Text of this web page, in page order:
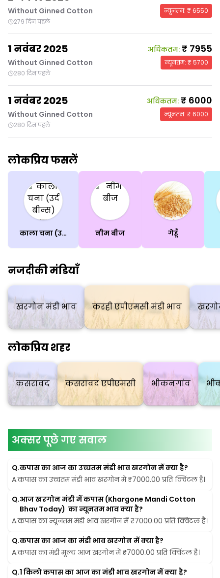
Without Ginned Cotton
279 दिन पहले
न्यूनतम: ₹6550
1 नवंबर 2025
Without Ginned Cotton
280 दिन पहले
अधिकतम: ₹ 7955
न्यूनतम: ₹5700
1 नवंबर 2025
Without Ginned Cotton
280 दिन पहले
अधिकतम: ₹ 6000
न्यूनतम: ₹6000
लोकप्रिय फसलें
काला चना (उर्द बीन्स)(साबुत) नीम बीज गेहूँ
नजदीकी मंडियाँ
खरगोन मंडी भाव करही एपीएमसी मंडी भाव
लोकप्रिय शहर
कसरावद कसरावद एपीएमसी भीकनगांव
अक्सर पूछे गए सवाल
Q.कपास का आज का उच्चतम मंडी भाव खरगोन में क्या है?
A.कपास का उच्चतम मंडी भाव खरगोन में ₹7000.00 प्रति क्विंटल है।
Q.आज खरगोन मंडी में कपास (Khargone Mandi Cotton
Bhav Today)  का न्यूनतम भाव क्या है?
A.कपास का न्यूनतम मंडी भाव खरगोन में ₹7000.00 प्रति क्विंटल है।
Q.कपास का आज का मंडी भाव खरगोन में क्या है?
A.कपास का मंडी मूल्य आज खरगोन में ₹7000.00 प्रति क्विंटल है।
Q.1 किलो कपास का आज का मंडी भाव खरगोन में क्या है?